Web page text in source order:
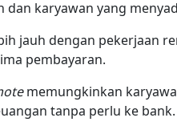
dan karyawan yang
jauh dengan pekerjaan
pembayaran.
memungkinkan
tanpa perlu ke